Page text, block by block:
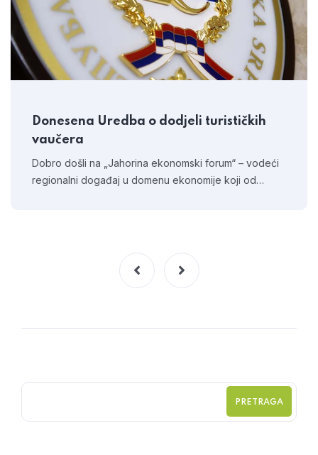
Donesena Uredba o dodjeli turističkih
vaučera
Dobro došli na „Jahorina ekonomski forum“ – vodeći
regionalni događaj u domenu ekonomije koji od…
PRETRAGA